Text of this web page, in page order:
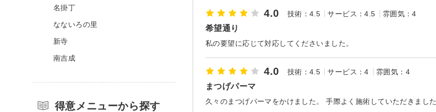
4.0 技術：4.5 サービス：4.5 雰囲気：4
希望通り
私の要望に応じて対応してくださいました。
4.0 技術：4.5 サービス：4 雰囲気：4
まつげパーマ
久々のまつげパーマをかけました。 手際よく施術していただきまし
名掛丁
なないろの里
新寺
南吉成
得意メニューから探す